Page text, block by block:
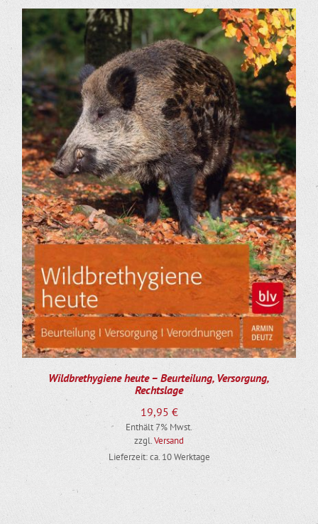
Wildbrethygiene heute – Beurteilung, Versorgung,
Rechtslage
19,95 €
Enthält 7% Mwst.
zzgl.Versand
Lieferzeit: ca. 10 Werktage